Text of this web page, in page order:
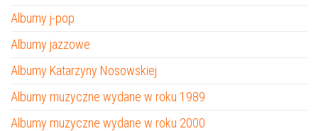
Albumy j-pop
Albumy jazzowe
Albumy Katarzyny Nosowskiej
Albumy muzyczne wydane w roku 1989
Albumy muzyczne wydane w roku 2000